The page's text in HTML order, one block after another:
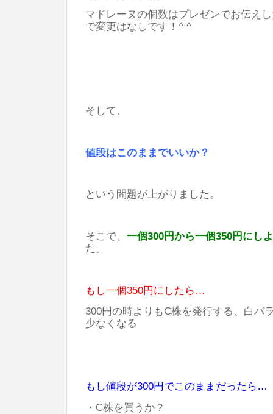
マドレーヌの個数はプレゼンでお伝え
で変更はなしです！^ ^
そして、
値段はこのままでいいか？
という問題が上がりました。
そこで、 一個300円から一個350円にし
た。
もし一個350円にしたら…
300円の時よりもC株を発行する、白バ
少なくなる
もし値段が300円でこのままだったら…
・C株を買うか？